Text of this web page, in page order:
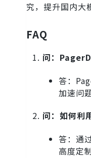
究，提升国内大
FAQ
问：
答：
加速问
问：如何利
答：通
高度定